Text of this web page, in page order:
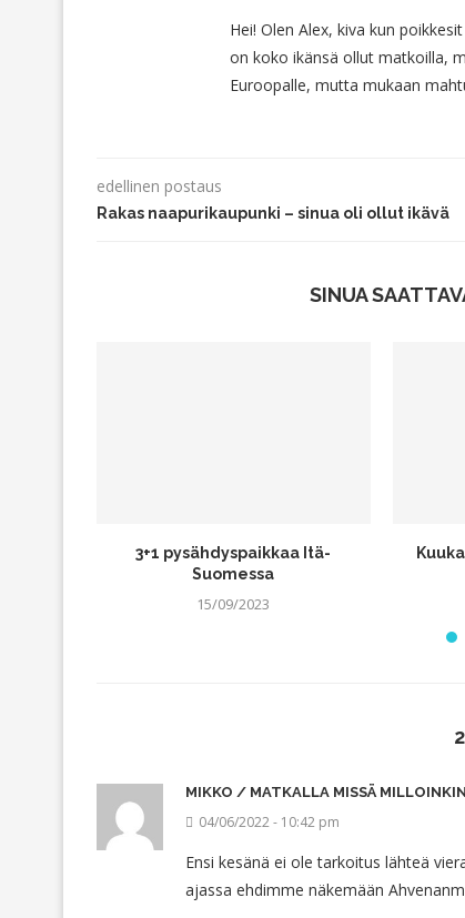
Hei! Olen Alex, kiva kun
on koko ikänsä ollut matkoilla,
Euroopalle, mutta mukaan
edellinen postaus
Rakas naapurikaupunki – sinua oli ollut ikävä
SINUA
3+1 pysähdyspaikkaa Itä-
Suomessa
15/09/2023
MIKKO / MATKALLA MISSÄ MILLOINKIN
04/06/2022 - 10:42 pm
Ensi kesänä ei ole tarkoitus lähteä
ajassa ehdimme näkemään